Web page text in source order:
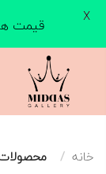
خانه
قیمت X